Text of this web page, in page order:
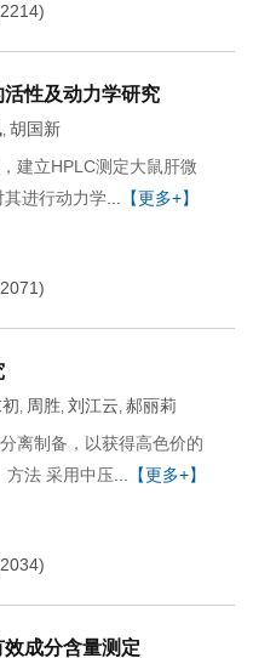
2214)
性及动力学研究
, 胡国新
建立HPLC测定大鼠肝微
进行动力学 ...【更多+】
2071)
, 周胜, 刘江云, 郝丽莉
离制备，以获得高色价的
方法 采用中压 ...【更多+】
2034)
成分含量测定